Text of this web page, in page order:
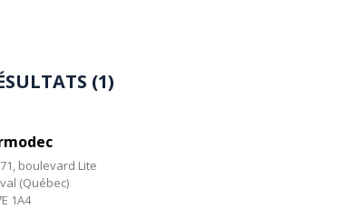
(1)
boulevard Lite
(Québec)
1A4